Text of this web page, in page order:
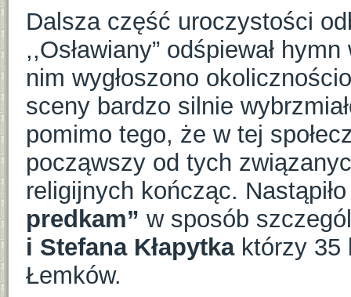
Dalsza część uroczystości
,,Osławiany” odśpiewał
nim wygłoszono
sceny bardzo silnie
pomimo tego, że w tej
począwszy od tych
religijnych kończąc.
predkam” w sposób
i Stefana Kłapytka którzy 35
Łemków.